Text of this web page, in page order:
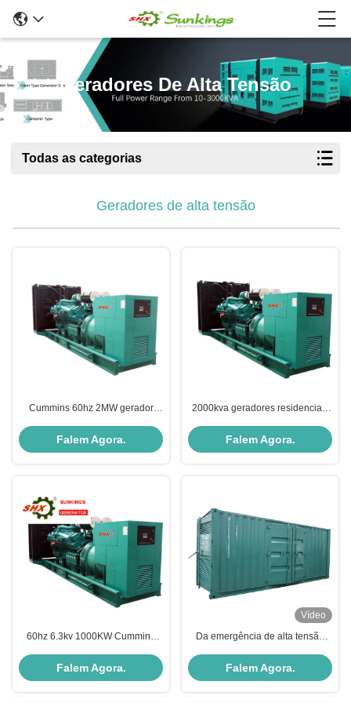
Geradores De Alta Tensão
Todas as categorias
Geradores de alta tensão
Cummins 60hz 2MW gerador
Falem Agora.
2000kva geradores residenciais
Falem Agora.
60hz 6.3kv 1000KW Cummins
Falem Agora.
Vídeo
Da emergência de alta tensão
50hz central elétrica
Containerized
Falem Agora.